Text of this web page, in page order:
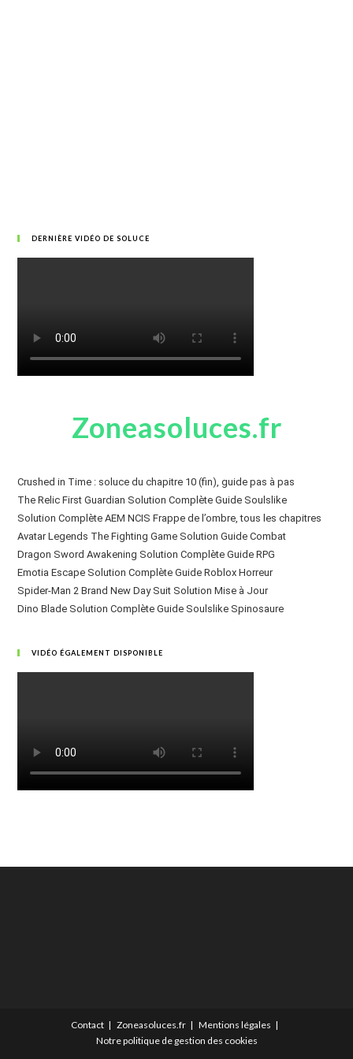
DERNIÈRE VIDÉO DE SOLUCE
Zoneasoluces.fr
Crushed in Time : soluce du chapitre 10 (fin), guide pas à pas
The Relic First Guardian Solution Complète Guide Soulslike
Solution Complète AEM NCIS Frappe de l’ombre, tous les chapitres
Avatar Legends The Fighting Game Solution Guide Combat
Dragon Sword Awakening Solution Complète Guide RPG
Emotia Escape Solution Complète Guide Roblox Horreur
Spider-Man 2 Brand New Day Suit Solution Mise à Jour
Dino Blade Solution Complète Guide Soulslike Spinosaure
VIDÉO ÉGALEMENT DISPONIBLE
Contact Zoneasoluces.fr
Mentions légales
Notre politique de gestion des cookies